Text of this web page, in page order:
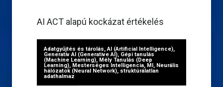
AI ACT alapú kockázat értékelés
Adatgyűjtés és tárolás,AI (Artificial Intelligence),
Generatív AI (Generative AI), Gépi tanulás
(Machine Learning), Mély Tanulás (Deep
Learning), Mesterséges Intelligencia, MI, Neurális
hálózatok (Neural Network), struktúrálatlan
adathalmaz